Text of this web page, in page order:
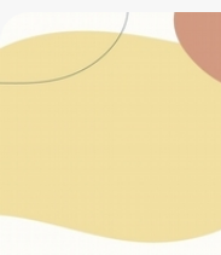
癌的風險會高出123倍。
門，應拒嚼檳榔，並提醒
腔黏膜檢查，保障自身健
研究指出，嚼檳榔為罹患
名有嚼檳榔習慣。衛生
2003年證實，檳榔子為
檳榔鹼，會在口腔中產生
榔者罹患口腔癌的機會是